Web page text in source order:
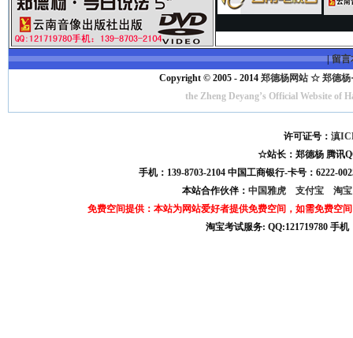
|留言
Copyright © 2005 - 2014 郑德杨网站 ☆ 郑德杨
the Zheng Deyang’s Official Website
许可证号：滇
☆站长：郑德杨 腾讯
手机：139-8703-2104 中国工商银行-卡号：6222-
本站合作伙伴： 中国雅虎 支付宝
淘
免费空间提供：本站为网站爱好者提供免费空间，如需免费空
淘宝考试服务: QQ:121719780 手